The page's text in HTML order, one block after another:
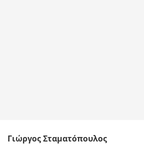
Γιώργος Σταματόπουλος